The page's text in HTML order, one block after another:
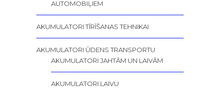
AUTOMOBIĻIEM
AKUMULATORI TĪRĪŠANAS TEHNIKAI
AKUMULATORI ŪDENS TRANSPORTU
AKUMULATORI JAHTĀM UN LAIVĀM
AKUMULATORI LAIVU